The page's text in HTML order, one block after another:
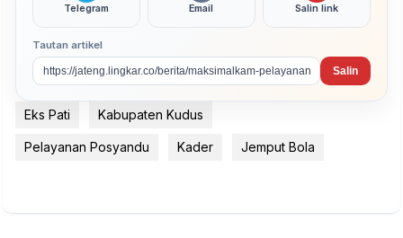
Telegram Email Salin link
Tautan artikel
Salin
Eks Pati Kabupaten Kudus
Pelayanan Posyandu Kader Jemput Bola